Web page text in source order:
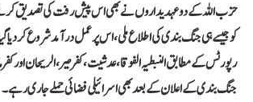
حزب اللہ کے دو عہدیداروں نے بھی اس پیش رفت کی تصدیق
کو جیسے ہی جنگ بندی کی اطلاع ملی، اس پر عمل درآمد شروع کر دیا
رپورٹس کے مطابق النبطیہ الفوقا، عدشیت، کفرصیر، الریحان اور
جنگ بندی کے اعلان کے بعد بھی اسرائیلی فضائی حملے جاری رہے۔